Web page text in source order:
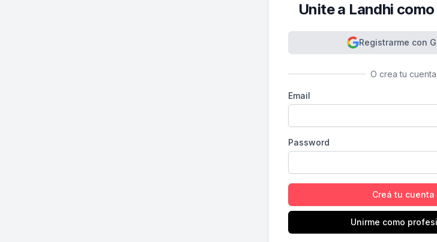
Unite a Landhi
Registrarme con
O crea tu cuenta
Email
Password
Creá tu cuenta
Unirme como